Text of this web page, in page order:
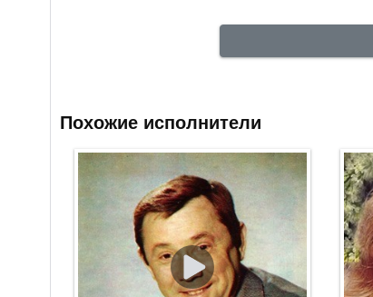
Похожие исполнители